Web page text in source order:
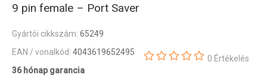
9 pin female – Port Saver
Gyártói cikkszám: 65249
EAN / vonalkód: 4043619652495
36 hónap garancia
0 Értékelés